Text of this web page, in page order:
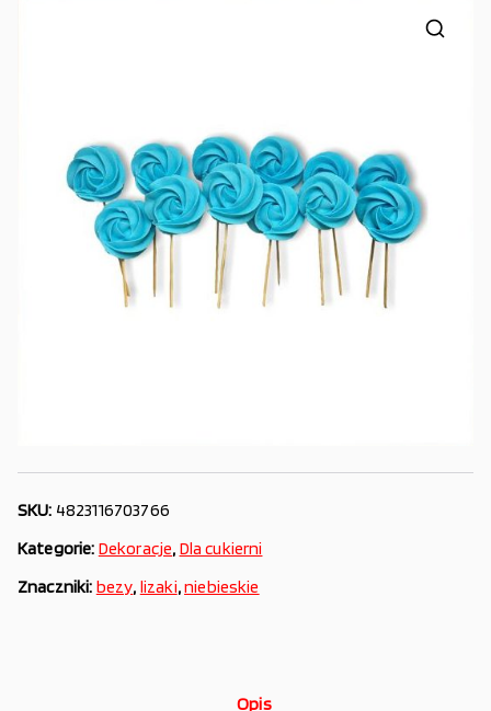
SKU: 4823116703766
Kategorie: Dekoracje, Dla cukierni
Znaczniki: bezy, lizaki,niebieskie
Opis